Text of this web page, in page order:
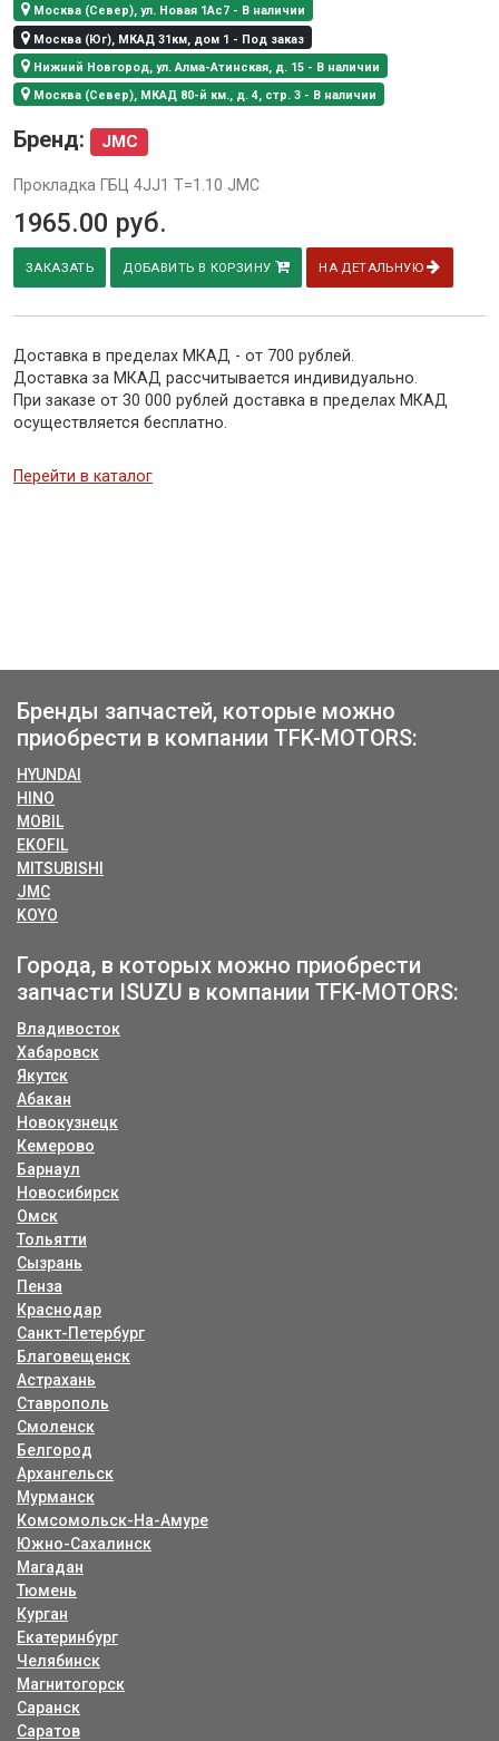
Москва (Север), ул. Новая 1Ас7 - В наличии
Москва (Юг), МКАД 31км, дом 1 - Под заказ
Нижний Новгород, ул. Алма-Атинская, д. 15 - В наличии
Москва (Север), МКАД 80-й км., д. 4, стр. 3 - В наличии
Бренд: JMC
Прокладка ГБЦ 4JJ1 T=1.10 JMC
1965.00 руб.
ЗАКАЗАТЬ ДОБАВИТЬ В КОРЗИНУ НА ДЕТАЛЬНУЮ
Доставка в пределах МКАД - от 700 рублей.
Доставка за МКАД рассчитывается индивидуально.
При заказе от 30 000 рублей доставка в пределах МКАД
осуществляется бесплатно.
Перейти в каталог
Бренды запчастей, которые можно
приобрести в компании TFK-MOTORS:
HYUNDAI
HINO
MOBIL
EKOFIL
MITSUBISHI
JMC
KOYO
Города, в которых можно приобрести
запчасти ISUZU в компании TFK-MOTORS:
Владивосток
Хабаровск
Якутск
Абакан
Новокузнецк
Кемерово
Барнаул
Новосибирск
Омск
Тольятти
Сызрань
Пенза
Краснодар
Санкт-Петербург
Благовещенск
Астрахань
Ставрополь
Смоленск
Белгород
Архангельск
Мурманск
Комсомольск-На-Амуре
Южно-Сахалинск
Магадан
Тюмень
Курган
Екатеринбург
Челябинск
Магнитогорск
Саранск
Саратов